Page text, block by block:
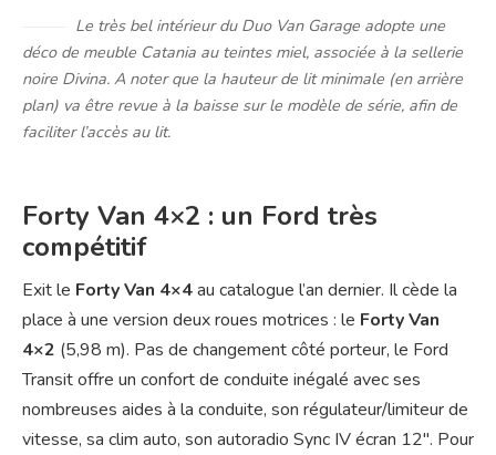
Le très bel intérieur du Duo Van Garage adopte une
déco de meuble Catania au teintes miel, associée à la sellerie
noire Divina. A noter que la hauteur de lit minimale (en arrière
plan) va être revue à la baisse sur le modèle de série, afin de
faciliter l’accès au lit.
Forty Van 4×2 : un Ford très
compétitif
Exit le Forty Van 4×4au catalogue l’an dernier. Il cède la
place à une version deux roues motrices : le Forty Van
4×2 (5,98 m). Pas de changement côté porteur, le Ford
Transit offre un confort de conduite inégalé avec ses
nombreuses aides à la conduite, son régulateur/limiteur de
vitesse, sa clim auto, son autoradio Sync IV écran 12″. Pour